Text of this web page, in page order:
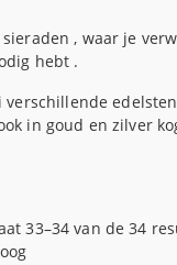
sieraden , waar je
hebt .
verschillende
in goud en zilver
33–34 van de 34